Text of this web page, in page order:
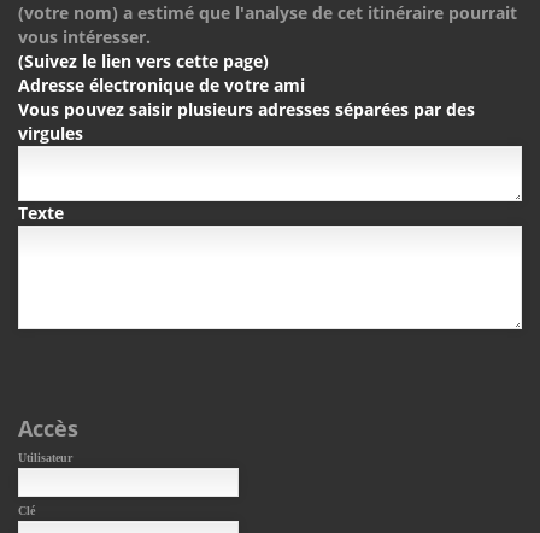
(votre nom) a estimé que l'analyse de cet itinéraire pourrait
vous intéresser.
(Suivez le lien vers cette page)
Adresse électronique de votre ami
Vous pouvez saisir plusieurs adresses séparées par des
virgules
Texte
Accès
Utilisateur
Clé